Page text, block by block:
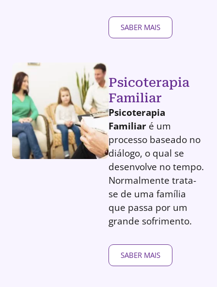
SABER MAIS
Psicoterapia
Familiar
Psicoterapia
Familiar é um
processo baseado no
diálogo, o qual se
desenvolve no tempo.
Normalmente trata-
se de uma família
que passa por um
grande sofrimento.
SABER MAIS